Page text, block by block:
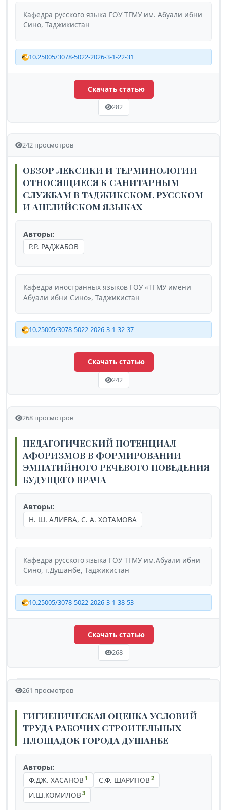
Кафедра русского языка ГОУ ТГМУ им. Абуали ибни
Сино, Таджикистан
10.25005/3078-5022-2026-3-1-22-31
Скачать статью
282
242 просмотров
ОБЗОР ЛЕКСИКИ И ТЕРМИНОЛОГИИ
ОТНОСЯЩИЕСЯ К САНИТАРНЫМ
СЛУЖБАМ В ТАДЖИКСКОМ, РУССКОМ
И АНГЛИЙСКОМ ЯЗЫКАХ
Авторы:
Р.Р. РАДЖАБОВ
Кафедра иностранных языков ГОУ «ТГМУ имени
Абуали ибни Сино», Таджикистан
10.25005/3078-5022-2026-3-1-32-37
Скачать статью
242
268 просмотров
ПЕДАГОГИЧЕСКИЙ ПОТЕНЦИАЛ
АФОРИЗМОВ В ФОРМИРОВАНИИ
ЭМПАТИЙНОГО РЕЧЕВОГО ПОВЕДЕНИЯ
БУДУЩЕГО ВРАЧА
Авторы:
Н. Ш. АЛИЕВА, С. А. ХОТАМОВА
Кафедра русского языка ГОУ ТГМУ им.Абуали ибни
Сино, г.Душанбе, Таджикистан
10.25005/3078-5022-2026-3-1-38-53
Скачать статью
268
261 просмотров
ГИГИЕНИЧЕСКАЯ ОЦЕНКА УСЛОВИЙ
ТРУДА РАБОЧИХ СТРОИТЕЛЬНЫХ
ПЛОЩАДОК ГОРОДА ДУШАНБЕ
Авторы:
Ф.ДЖ. ХАСАНОВ 1 С.Ф. ШАРИПОВ 2
И.Ш.КОМИЛОВ 3